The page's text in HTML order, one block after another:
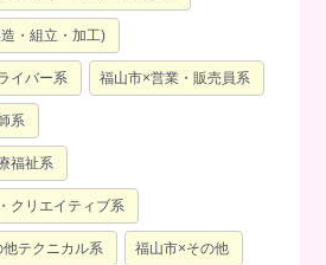
・組立・加工)
イバー系 福山市×営業・販売員系
系
福祉系
クリエイティブ系
テクニカル系 福山市×その他